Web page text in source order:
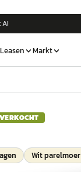
AI
Leasen Markt
VERKOCHT
Wit parelmoer